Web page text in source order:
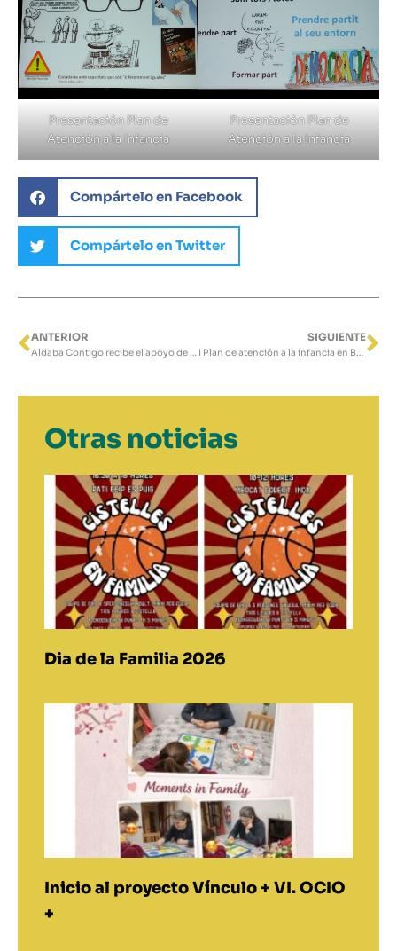
Presentación Plan de
Atención a la Infancia
Presentación Plan de
Atención a la Infancia
Compártelo en Facebook
Compártelo en Twitter
Ant
ANTERIOR
Aldaba Contigo recibe el apoyo de Fundación Carmen Gandarias
SIGUIENTE
I Plan de atención a la infancia en Baleares
Otras noticias
Dia de la Familia 2026
Inicio al proyecto Vínculo + VI. OCIO
+